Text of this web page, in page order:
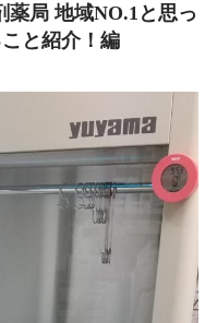
局 地域NO.1と思っ
と紹介！編